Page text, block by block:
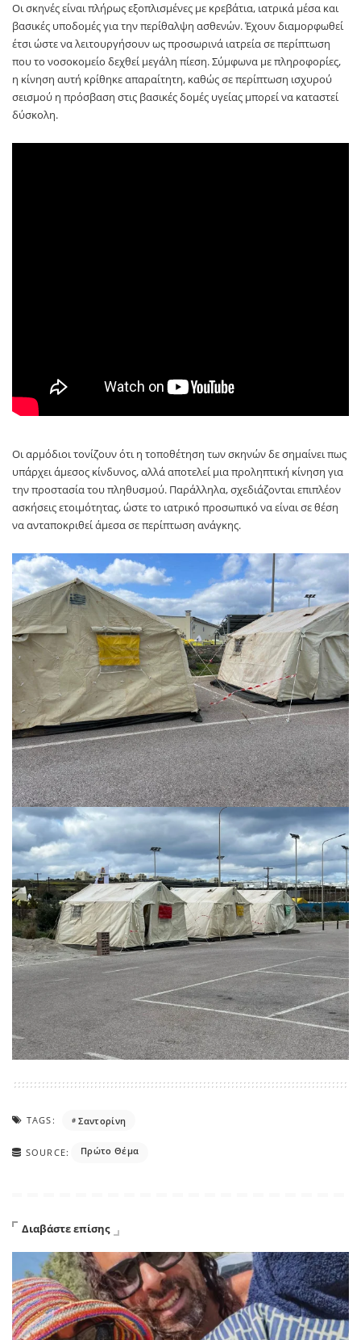
Οι σκηνές είναι πλήρως εξοπλισμένες με κρεβάτια, ιατρικά μέσα και
βασικές υποδομές για την περίθαλψη ασθενών. Έχουν διαμορφωθεί
έτσι ώστε να λειτουργήσουν ως προσωρινά ιατρεία σε περίπτωση
που το νοσοκομείο δεχθεί μεγάλη πίεση. Σύμφωνα με πληροφορίες,
η κίνηση αυτή κρίθηκε απαραίτητη, καθώς σε περίπτωση ισχυρού
σεισμού η πρόσβαση στις βασικές δομές υγείας μπορεί να καταστεί
δύσκολη.
Οι αρμόδιοι τονίζουν ότι η τοποθέτηση των σκηνών δε σημαίνει πως
υπάρχει άμεσος κίνδυνος, αλλά αποτελεί μια προληπτική κίνηση για
την προστασία του πληθυσμού. Παράλληλα, σχεδιάζονται επιπλέον
ασκήσεις ετοιμότητας, ώστε το ιατρικό προσωπικό να είναι σε θέση
να ανταποκριθεί άμεσα σε περίπτωση ανάγκης.
TAGS: Σαντορίνη
SOURCE: Πρώτο Θέμα
Διαβάστε επίσης